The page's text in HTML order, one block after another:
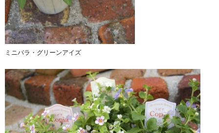
ミニバラ・グリーンアイズ